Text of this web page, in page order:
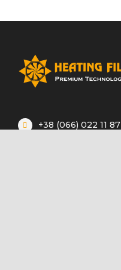
+38 (066) 022 11 87